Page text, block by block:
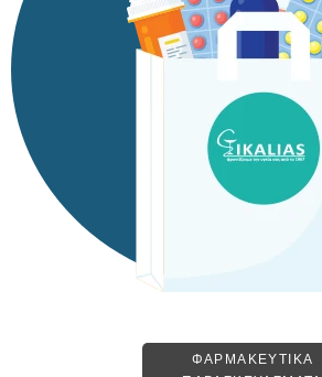
ΦΑΡΜΑΚΕΥΤΙΚΑ